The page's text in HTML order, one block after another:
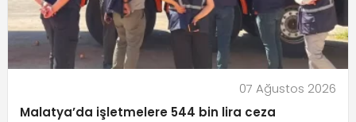
07 Ağustos 2026
Malatya’da işletmelere 544 bin lira ceza